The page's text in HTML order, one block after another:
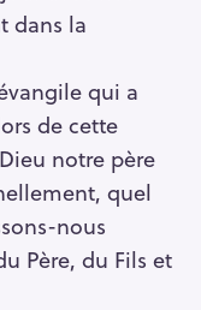
dans la
qui a
de cette
notre père
quel
nous
Père, du Fils et